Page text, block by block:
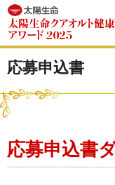
応募申込書
応募申込書